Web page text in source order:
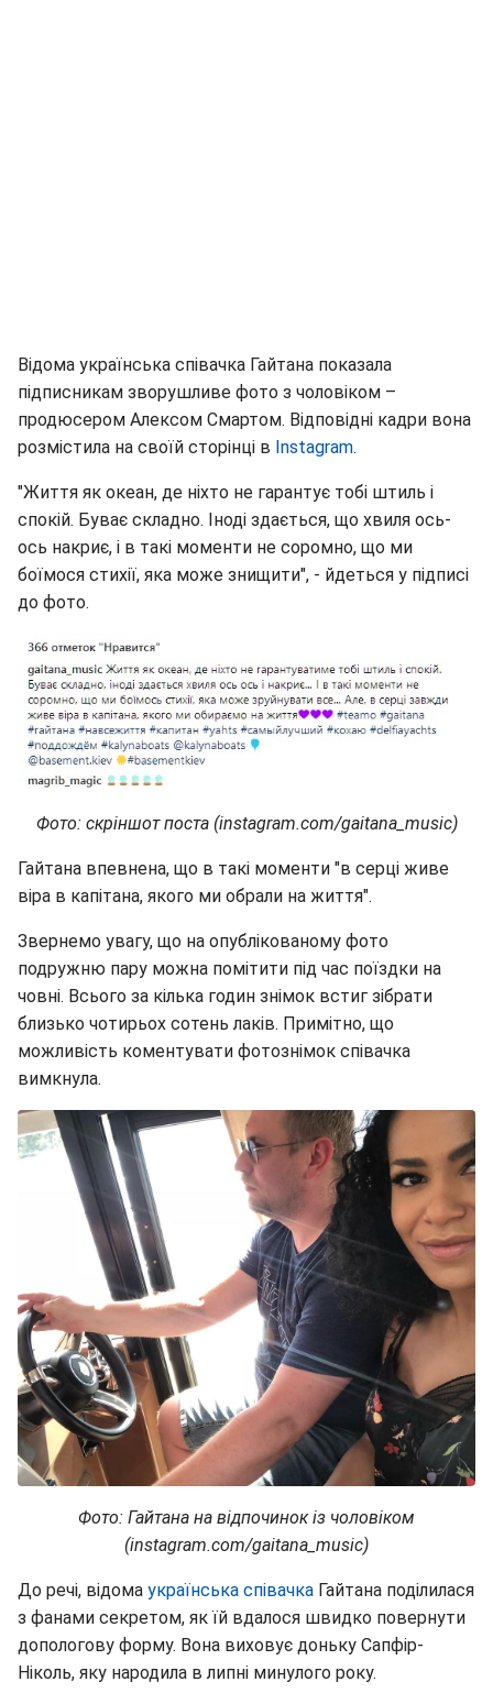
Відома українська співачка Гайтана показала
підписникам зворушливе фото з чоловіком –
продюсером Алексом Смартом. Відповідні кадри вона
розмістила на своїй сторінці в Instagram.
"Життя як океан, де ніхто не гарантує тобі штиль і
спокій. Буває складно. Іноді здається, що хвиля ось-
ось накриє, і в такі моменти не соромно, що ми
боїмося стихії, яка може знищити", - йдеться у підписі
до фото.
Фото: скріншот поста (instagram.com/gaitana_music)
Гайтана впевнена, що в такі моменти "в серці живе
віра в капітана, якого ми обрали на життя".
Звернемо увагу, що на опублікованому фото
подружню пару можна помітити під час поїздки на
човні. Всього за кілька годин знімок встиг зібрати
близько чотирьох сотень лаків. Примітно, що
можливість коментувати фотознімок співачка
вимкнула.
Фото: Гайтана на відпочинок із чоловіком
(instagram.com/gaitana_music)
До речі, відома українська співачка Гайтана поділилася
з фанами секретом, як їй вдалося швидко повернути
допологову форму. Вона виховує доньку Сапфір-
Ніколь, яку народила в липні минулого року.